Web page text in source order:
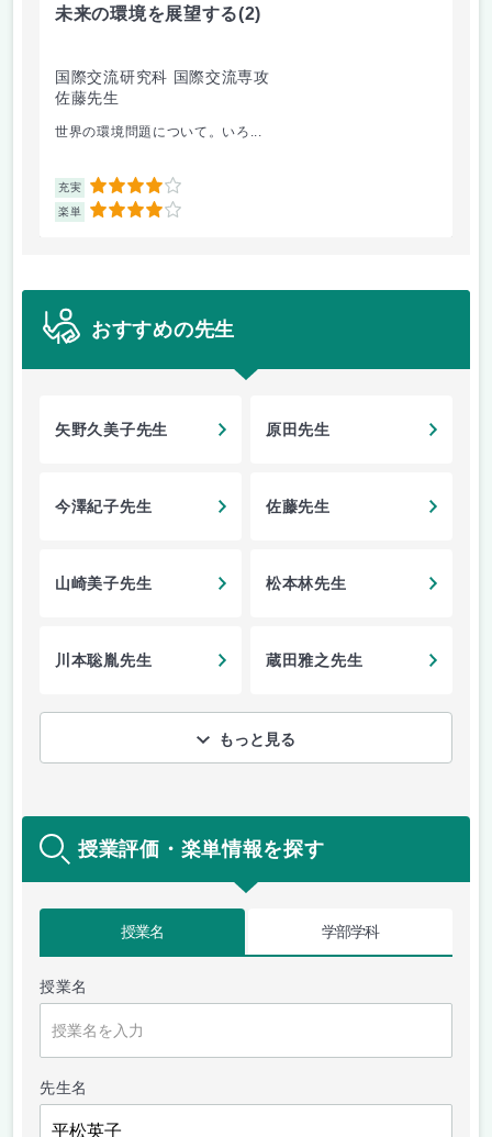
未来の環境を展望する(2)
国際交流研究科 国際交流専攻
佐藤先生
世界の環境問題について。いろ...
充実 4
楽単 4
おすすめの先生
矢野久美子先生 原田先生
今澤紀子先生 佐藤先生
山崎美子先生 松本林先生
川本聡胤先生 蔵田雅之先生
もっと見る
授業評価・楽単情報を探す
授業名 学部学科
授業名
先生名